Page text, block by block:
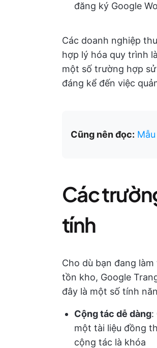
đăng ký Google
Các doanh nghiệp
hợp lý hóa quy trình
một số trường hợp
đáng kể đến việc
Cũng nên đọc:
Các
tính
Cho dù bạn đang
tồn kho, Google
đây là một số tính
Cộng tác dễ dàng:
một tài liệu đồng
cộng tác là khóa